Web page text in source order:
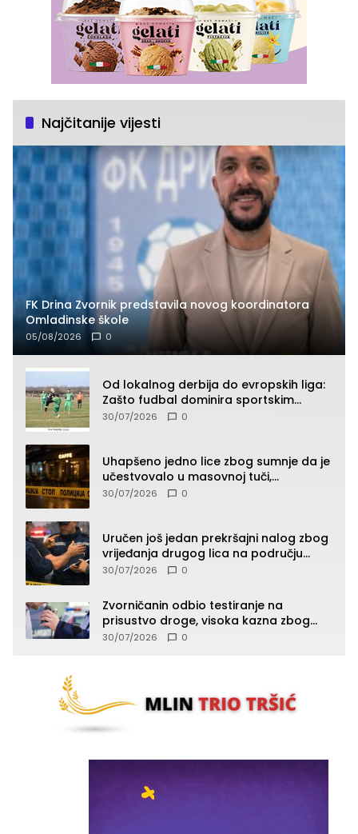
Najčitanije vijesti
FK Drina Zvornik predstavila novog koordinatora
Omladinske škole
05/08/2026 0
Od lokalnog derbija do evropskih liga:
Zašto fudbal dominira sportskim
klađenjem
30/07/2026 0
Uhapšeno jedno lice zbog sumnje da je
učestvovalo u masovnoj tuči,
maloljetnik zadobio povrede
30/07/2026 0
Uručen još jedan prekršajni nalog zbog
vrijeđanja drugog lica na području
Zvornika
30/07/2026 0
Zvorničanin odbio testiranje na
prisustvo droge, visoka kazna zbog
kršenja Zakona o osnovama
30/07/2026 0